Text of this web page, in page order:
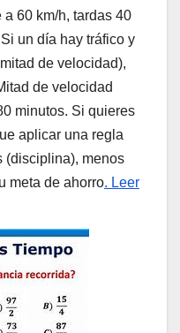
a 60 km/h, tardas 40
un día hay tráfico y
de velocidad),
de velocidad
minutos. Si quieres
aplicar una regla
(disciplina), menos
meta de ahorro. Leer